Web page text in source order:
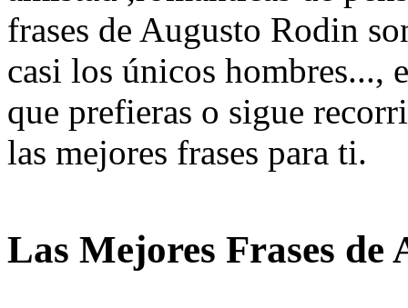
frases de Augusto Rodin
casi los únicos hombres...,
que prefieras o sigue
las mejores frases para ti.
Las Mejores Frases de